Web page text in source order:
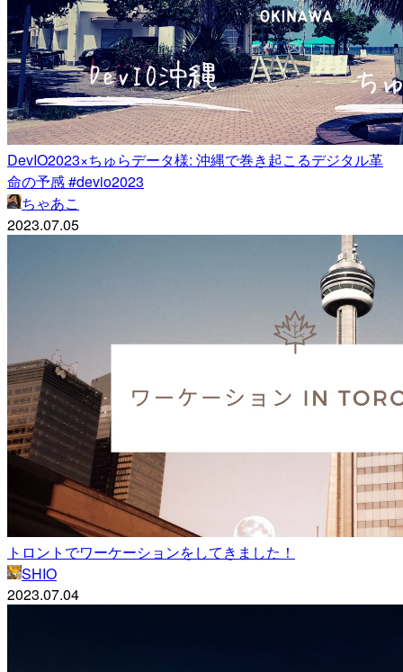
DevIO2023×ちゅらデータ様: 沖縄で巻き起こるデジタル革
命の予感 #devio2023
ちゃあこ
2023.07.05
トロントでワーケーションをしてきました！
SHIO
2023.07.04